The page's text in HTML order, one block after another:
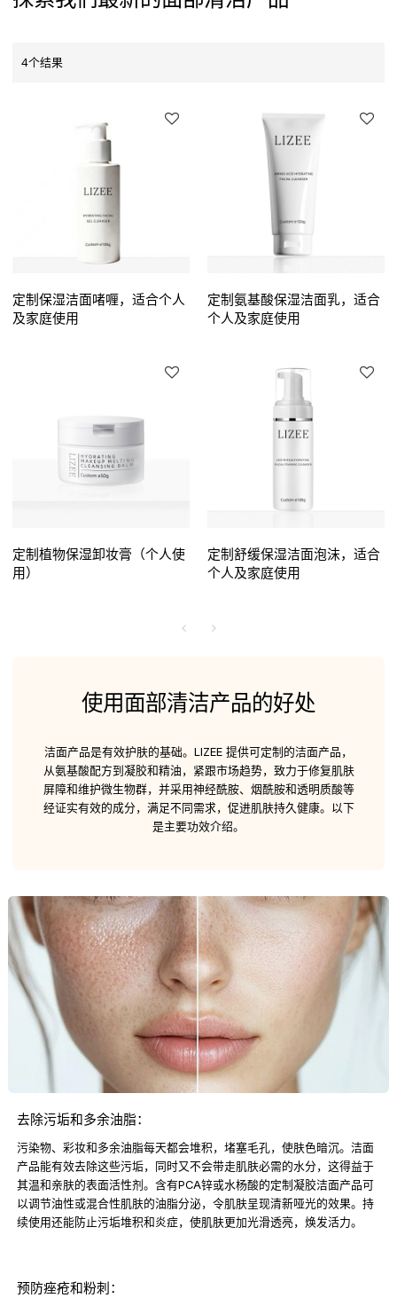
4个结果
定制保湿洁面啫喱，适合个人
及家庭使用
定制氨基酸保湿洁面乳，适合
个人及家庭使用
定制植物保湿卸妆膏（个人使
用）
定制舒缓保湿洁面泡沫，适合
个人及家庭使用
使用面部清洁产品的好处
洁面产品是有效护肤的基础。LIZEE 提供可定制的洁面产品，
从氨基酸配方到凝胶和精油，紧跟市场趋势，致力于修复肌肤
屏障和维护微生物群，并采用神经酰胺、烟酰胺和透明质酸等
经证实有效的成分，满足不同需求，促进肌肤持久健康。以下
是主要功效介绍。
去除污垢和多余油脂：
污染物、彩妆和多余油脂每天都会堆积，堵塞毛孔，使肤色暗沉。洁面
产品能有效去除这些污垢，同时又不会带走肌肤必需的水分，这得益于
其温和亲肤的表面活性剂。含有PCA锌或水杨酸的定制凝胶洁面产品可
以调节油性或混合性肌肤的油脂分泌，令肌肤呈现清新哑光的效果。持
续使用还能防止污垢堆积和炎症，使肌肤更加光滑透亮，焕发活力。
预防痤疮和粉刺：